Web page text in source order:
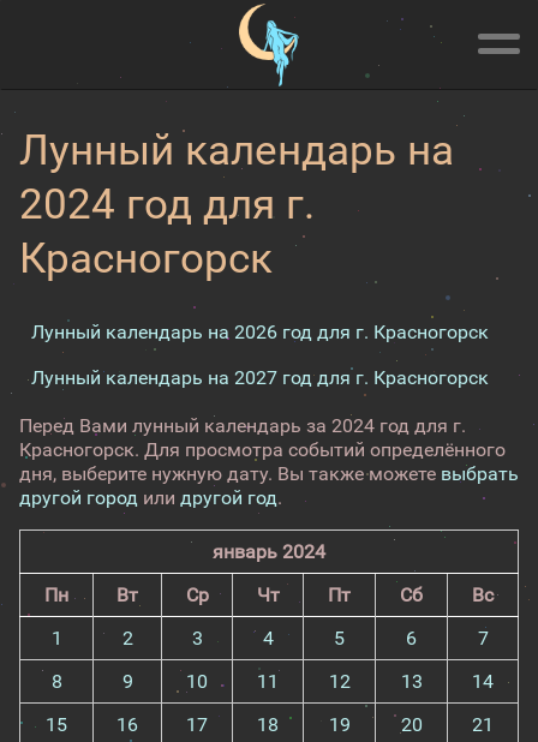
Лунный календарь на
2024 год для г.
Красногорск
Лунный календарь на 2026 год для г. Красногорск
Лунный календарь на 2027 год для г. Красногорск
Перед Вами лунный календарь за 2024 год для г.
Красногорск. Для просмотра событий определённого
дня, выберите нужную дату. Вы также можете выбрать
другой город или другой год.
январь 2024
Пн
Вт Ср Чт Пт Сб
Вс
1
2 3 4 5 6
7
8
9 10 11 12 13
14
15
16 17 18 19 20
21